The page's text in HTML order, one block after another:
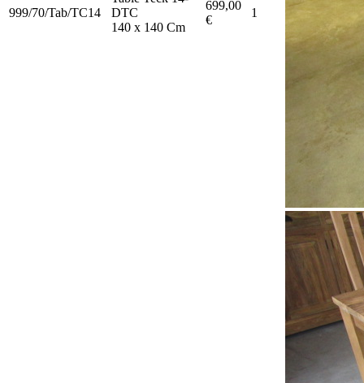
999/70/Tab/TC14
DTC
140 x 140 Cm
699,00
€
1